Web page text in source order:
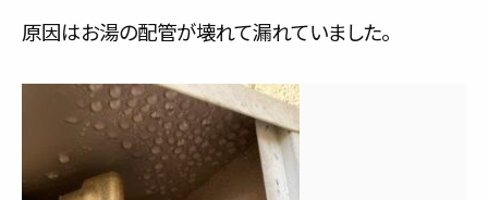
原因はお湯の配管が壊れて漏れていました。